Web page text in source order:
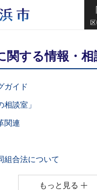
関する情報・相
ガイド
相談室」
関連
組合法について
もっと見る